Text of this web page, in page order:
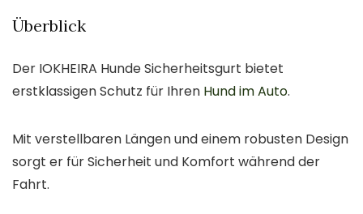
Überblick
Der IOKHEIRA Hunde Sicherheitsgurt bietet
erstklassigen Schutz für Ihren Hund im Auto.
Mit verstellbaren Längen und einem robusten Design
sorgt er für Sicherheit und Komfort während der
Fahrt.